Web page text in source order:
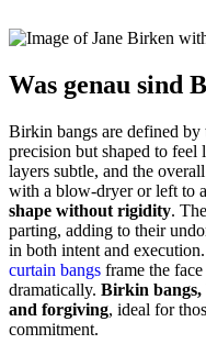
Was genau sind
Birkin bangs are defined by
precision but shaped to feel
layers subtle, and the
with a blow-dryer or left to
shape without rigidity.
parting, adding to their
in both intent and
curtain bangs frame the
dramatically. Birkin bangs,
and forgiving, ideal for
commitment.